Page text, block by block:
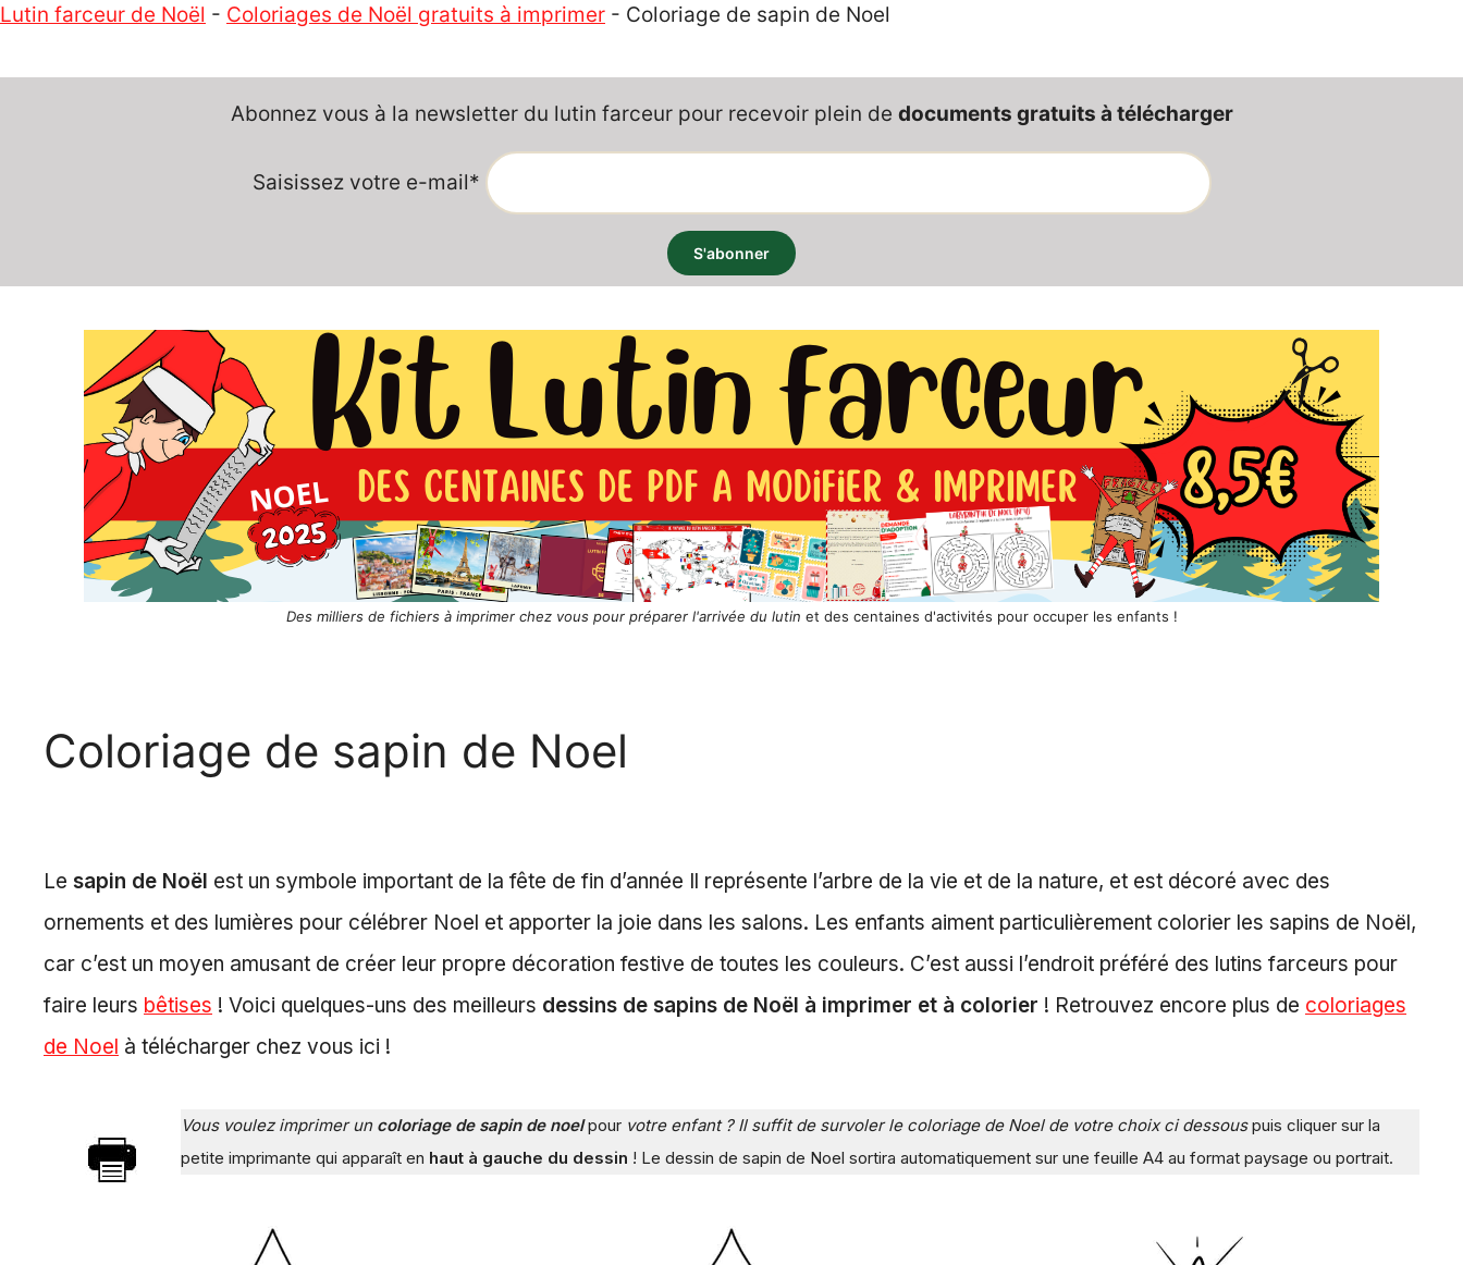
Lutin farceur de Noël - Coloriages de Noël gratuits à imprimer - Coloriage de sapin de Noel
Abonnez vous à la newsletter du lutin farceur pour recevoir plein de documents gratuits à télécharger
Saisissez votre e-mail*
Des milliers de fichiers à imprimer chez vous pour préparer l'arrivée du lutin et des centaines d'activités pour occuper les enfants !
Coloriage de sapin de Noel
Le sapin de Noël est un symbole important de la fête de fin d’année Il représente l’arbre de la vie et de la nature, et est décoré avec des
ornements et des lumières pour célébrer Noel et apporter la joie dans les salons. Les enfants aiment particulièrement colorier les sapins de Noël,
car c’est un moyen amusant de créer leur propre décoration festive de toutes les couleurs. C’est aussi l’endroit préféré des lutins farceurs pour
faire leurs bêtises ! Voici quelques-uns des meilleurs dessins de sapins de Noël à imprimer et à colorier ! Retrouvez encore plus de coloriages
de Noel à télécharger chez vous ici !
Vous voulez imprimer un coloriage de sapin de noelpour votre enfant ? Il suffit de survoler le coloriage de Noel de votre choix ci dessouspuis cliquer sur la
petite imprimante qui apparaît en haut à gauche du dessin ! Le dessin de sapin de Noel sortira automatiquement sur une feuille A4 au format paysage ou portrait.